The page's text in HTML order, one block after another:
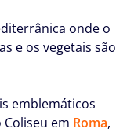
onde o
e os vegetais são
emblemáticos
em Roma,